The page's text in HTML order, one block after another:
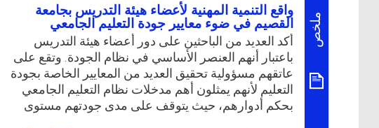
التدريس الشائعة لدى نسبة كبيرة من أعضاء هيئة التدريس
هي الطرائق التقليدية متجاهلين ما حدث من تقدم علمي
وتكنولوجي، ومهملين لشخصية الطالب ودورها في العملية
التعليمية.
WhatsApp
Facebook
Twitter
Email
ملخص
واقع التنمية المهنية لأعضاء هيئة التدريس بجامعة
القصيم في ضوء معايير جودة التعليم الجامعي
أكد العديد من الباحثين على دور أعضاء هيئة التدريس
باعتبار أنهم العنصر الأساسي في نظام الجودة. وتقع على
عاتقهم مسؤولية تحقيق العديد من المعايير الخاصة بجودة
التعليم لأنهم يمثلون أهم مدخلات نظام التعليم الجامعي
بحكم أدوارهم، حيث يتوقف على مدى جودتهم مستوى